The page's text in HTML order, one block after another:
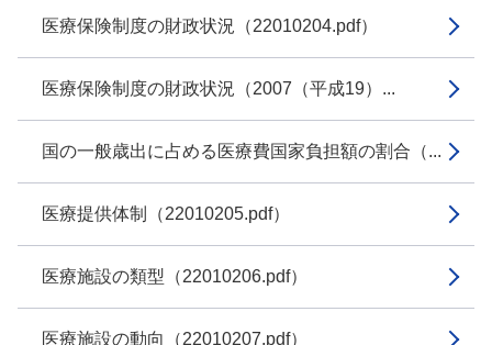
医療保険制度の財政状況（22010204.pdf）
医療保険制度の財政状況（2007（平成19）...
国の一般歳出に占める医療費国家負担額の割合（...
医療提供体制（22010205.pdf）
医療施設の類型（22010206.pdf）
医療施設の動向（22010207.pdf）